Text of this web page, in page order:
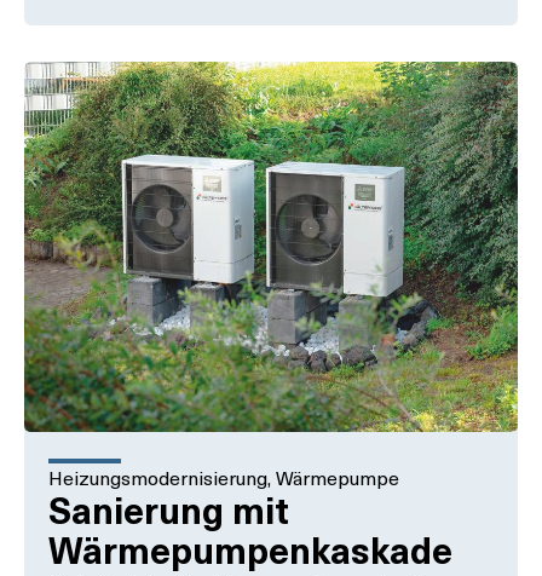
Heizungsmodernisierung, Wärmepumpe
Sanierung mit
Wärmepumpenkaskade